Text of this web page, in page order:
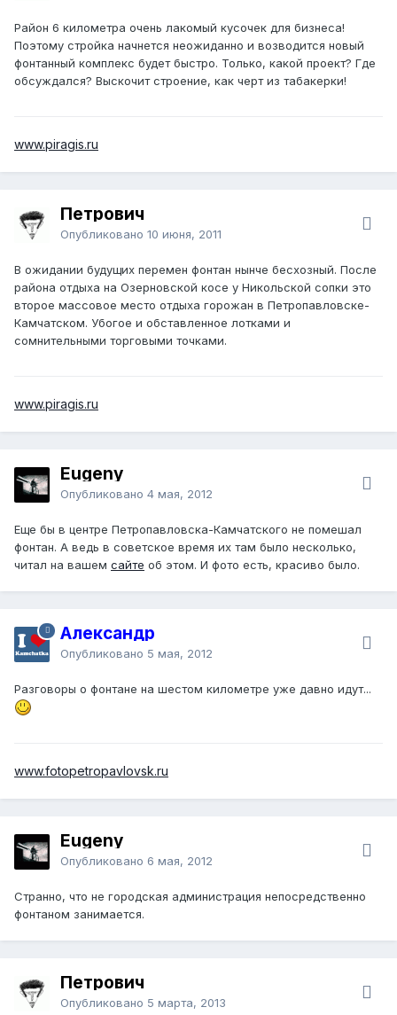
Район 6 километра очень лакомый кусочек для бизнеса!
Поэтому стройка начнется неожиданно и возводится новый
фонтанный комплекс будет быстро. Только, какой проект? Где
обсуждался? Выскочит строение, как черт из табакерки!
www.piragis.ru
Петрович
Опубликовано 10 июня, 2011
В ожидании будущих перемен фонтан нынче бесхозный. После
района отдыха на Озерновской косе у Никольской сопки это
второе массовое место отдыха горожан в Петропавловске-
Камчатском. Убогое и обставленное лотками и
сомнительными торговыми точками.
www.piragis.ru
Eugeny
Опубликовано 4 мая, 2012
Еще бы в центре Петропавловска-Камчатского не помешал
фонтан. А ведь в советское время их там было несколько,
читал на вашем сайте об этом. И фото есть, красиво было.
Александр
Опубликовано 5 мая, 2012
Разговоры о фонтане на шестом километре уже давно идут...
www.fotopetropavlovsk.ru
Eugeny
Опубликовано 6 мая, 2012
Странно, что не городская администрация непосредственно
фонтаном занимается.
Петрович
Опубликовано 5 марта, 2013